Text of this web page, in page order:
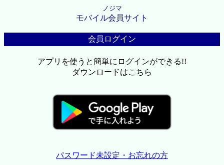
ノジマ
モバイル会員サイト
会員ログイン
アプリを使うと簡単にログインができる!!
ダウンロードはこちら
パスワード未設定・お忘れの方